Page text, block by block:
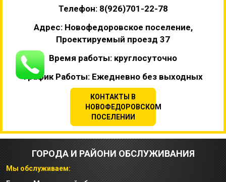
Телефон: 8(926)701-22-78
Адрес: Новофедоровское поселение,
Проектируемый проезд 37
Время работы: круглосуточно
График Работы: Ежедневно без выходных
КОНТАКТЫ В
НОВОФЕДОРОВСКОМ
ПОСЕЛЕНИИ
ГОРОДА И РАЙОНИ ОБСЛУЖИВАНИЯ
Мы обслуживаем: